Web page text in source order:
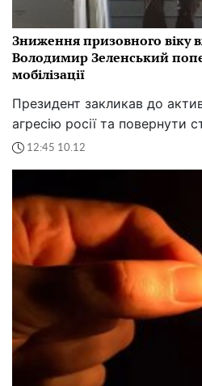
Зниження призовного віку
Володимир Зеленський
мобілізації
Президент закликав до
агресію росії та повернути
12:45 10.12